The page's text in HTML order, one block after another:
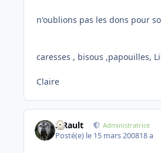
n'oublions pas les dons pour
caresses , bisous ,papouilles,
Claire
S.Rault Administratrice
Posté(e) le 15 mars 200818 a